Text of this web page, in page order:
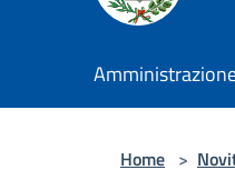
Home >